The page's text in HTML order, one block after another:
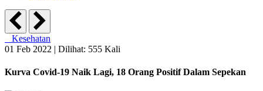
Kesehatan
01 Feb 2022 | Dilihat: 555 Kali
Kurva Covid-19 Naik Lagi, 18 Orang Positif Dalam Sepekan